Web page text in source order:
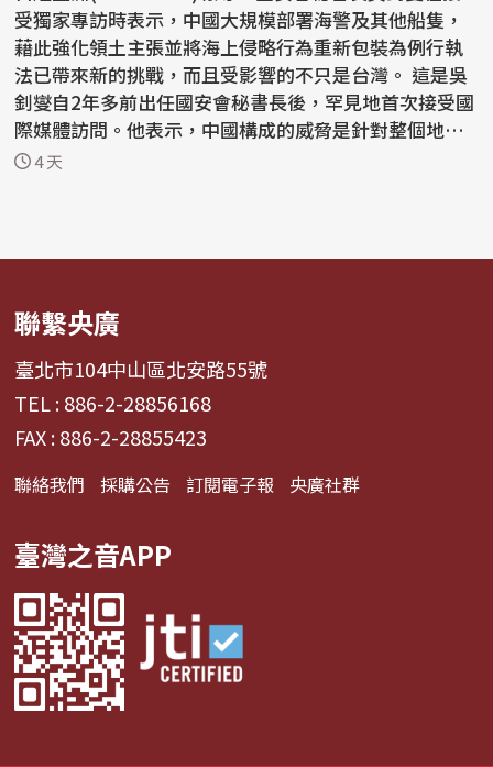
受獨家專訪時表示，中國大規模部署海警及其他船隻，
藉此強化領土主張並將海上侵略行為重新包裝為例行執
法已帶來新的挑戰，而且受影響的不只是台灣。 這是吳
釗燮自2年多前出任國安會秘書長後，罕見地首次接受國
際媒體訪問。他表示，中國構成的威脅是針對整個地
區...4 天
聯繫央廣
臺北市104中山區北安路55號
TEL : 886-2-28856168
FAX : 886-2-28855423
聯絡我們 採購公告 訂閱電子報 央廣社群
臺灣之音APP